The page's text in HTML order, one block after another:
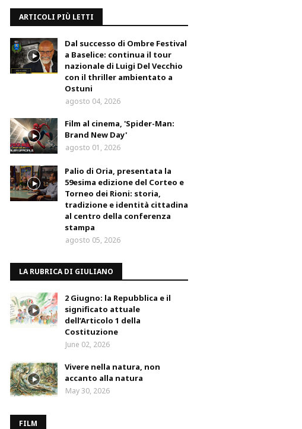
ARTICOLI PIÙ LETTI
Dal successo di Ombre Festival
a Baselice: continua il tour
nazionale di Luigi Del Vecchio
con il thriller ambientato a
Ostuni
agosto 04, 2026
Film al cinema, 'Spider-Man:
Brand New Day'
agosto 01, 2026
Palio di Oria, presentata la
59esima edizione del Corteo e
Torneo dei Rioni: storia,
tradizione e identità cittadina
al centro della conferenza
stampa
agosto 05, 2026
LA RUBRICA DI GIULIANO
2 Giugno: la Repubblica e il
significato attuale
dell’Articolo 1 della
Costituzione
June 02, 2026
Vivere nella natura, non
accanto alla natura
May 30, 2026
FILM